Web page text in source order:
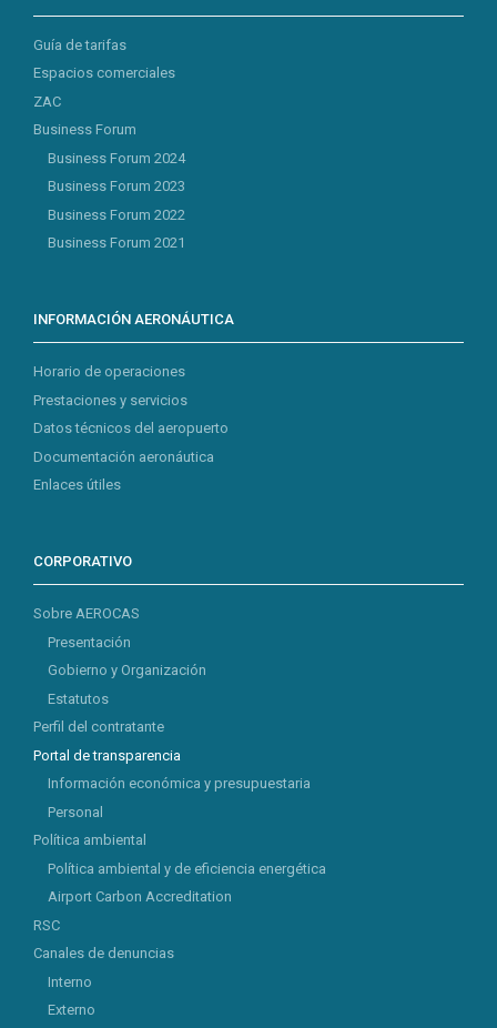
Guía de tarifas
Espacios comerciales
ZAC
Business Forum
Business Forum 2024
Business Forum 2023
Business Forum 2022
Business Forum 2021
INFORMACIÓN AERONÁUTICA
Horario de operaciones
Prestaciones y servicios
Datos técnicos del aeropuerto
Documentación aeronáutica
Enlaces útiles
CORPORATIVO
Sobre AEROCAS
Presentación
Gobierno y Organización
Estatutos
Perfil del contratante
Portal de transparencia
Información económica y presupuestaria
Personal
Política ambiental
Política ambiental y de eficiencia energética
Airport Carbon Accreditation
RSC
Canales de denuncias
Interno
Externo